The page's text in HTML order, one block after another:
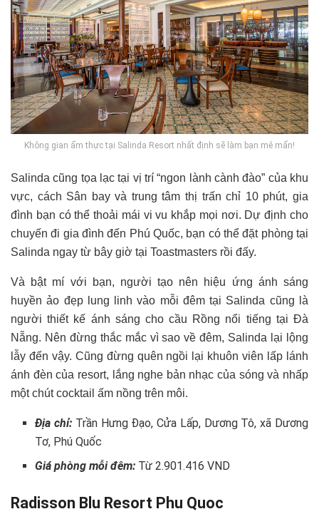
Không gian ẩm thực tại Salinda Resort nhất định sẽ làm bạn mê mẩn!
Salinda cũng tọa lạc tại vị trí “ngon lành cành đào” của khu
vực, cách Sân bay và trung tâm thị trấn chỉ 10 phút, gia
đình bạn có thể thoải mái vi vu khắp mọi nơi. Dự định cho
chuyến đi gia đình đến Phú Quốc, bạn có thể đặt phòng tại
Salinda ngay từ bây giờ tại Toastmasters rồi đấy.
Và bật mí với bạn, người tạo nên hiệu ứng ánh sáng
huyền ảo đẹp lung linh vào mỗi đêm tại Salinda cũng là
người thiết kế ánh sáng cho cầu Rồng nổi tiếng tại Đà
Nẵng. Nên đừng thắc mắc vì sao về đêm, Salinda lại lộng
lẫy đến vậy. Cũng đừng quên ngồi lại khuôn viên lấp lánh
ánh đèn của resort, lắng nghe bản nhạc của sóng và nhấp
một chút cocktail ấm nồng trên môi.
Địa chỉ: Trần Hưng Đạo, Cửa Lấp, Dương Tô, xã Dương
Tơ, Phú Quốc
Giá phòng mỗi đêm: Từ 2.901.416 VND
Radisson Blu Resort Phu Quoc